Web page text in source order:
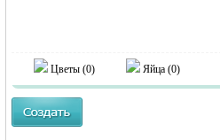
MEINLAND.
Цветы (0) Яйца (0)